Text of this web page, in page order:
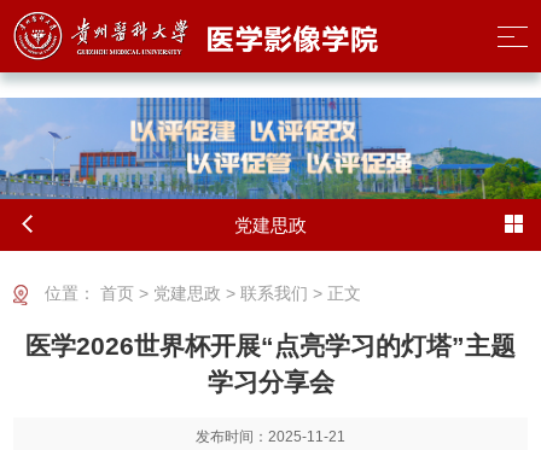
2026世界杯(FIFA World Cup) - 官方中文网站
党建思政
位置：首页 > 党建思政 >联系我们 > 正文
医学2026世界杯开展“点亮学习的灯塔”主题
学习分享会
发布时间：2025-11-21